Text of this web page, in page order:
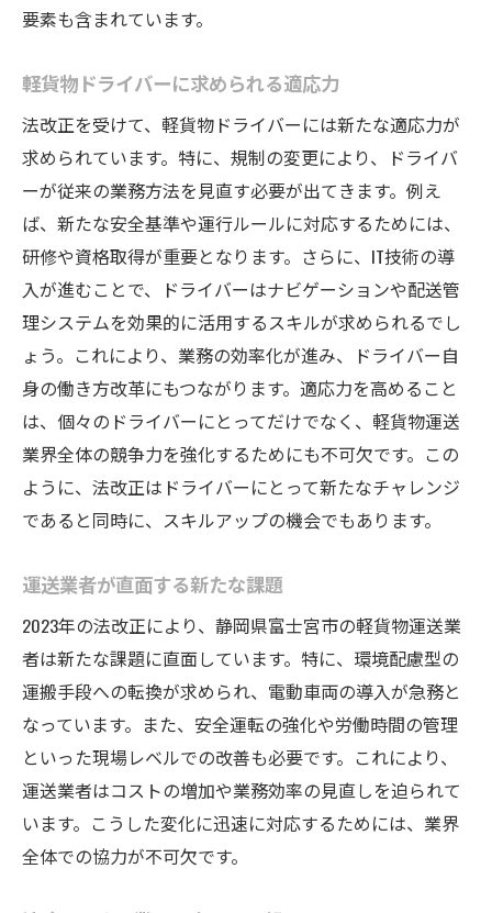
要素も含まれています。
軽貨物ドライバーに求められる適応力
法改正を受けて、軽貨物ドライバーには新たな適応力が
求められています。特に、規制の変更により、ドライバ
ーが従来の業務方法を見直す必要が出てきます。例え
ば、新たな安全基準や運行ルールに対応するためには、
研修や資格取得が重要となります。さらに、IT技術の導
入が進むことで、ドライバーはナビゲーションや配送管
理システムを効果的に活用するスキルが求められるでし
ょう。これにより、業務の効率化が進み、ドライバー自
身の働き方改革にもつながります。適応力を高めること
は、個々のドライバーにとってだけでなく、軽貨物運送
業界全体の競争力を強化するためにも不可欠です。この
ように、法改正はドライバーにとって新たなチャレンジ
であると同時に、スキルアップの機会でもあります。
運送業者が直面する新たな課題
2023年の法改正により、静岡県富士宮市の軽貨物運送業
者は新たな課題に直面しています。特に、環境配慮型の
運搬手段への転換が求められ、電動車両の導入が急務と
なっています。また、安全運転の強化や労働時間の管理
といった現場レベルでの改善も必要です。これにより、
運送業者はコストの増加や業務効率の見直しを迫られて
います。こうした変化に迅速に対応するためには、業界
全体での協力が不可欠です。